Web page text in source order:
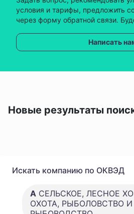
условия и тарифы, предложить
через форму обратной связи.
Написать
Новые результаты
Искать компанию по ОКВЭД
A СЕЛЬСКОЕ, ЛЕСНОЕ
ОХОТА, РЫБОЛОВСТВО И